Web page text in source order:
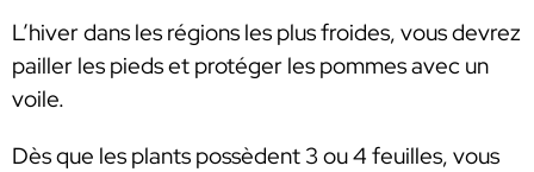
L’hiver dans les régions les plus froides, vous devrez
pailler les pieds et protéger les pommes avec un
voile.
Dès que les plants possèdent 3 ou 4 feuilles, vous